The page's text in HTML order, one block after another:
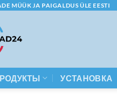
MÜÜK JA PAIGALDUS ÜLE EESTI
УСТАНОВКА